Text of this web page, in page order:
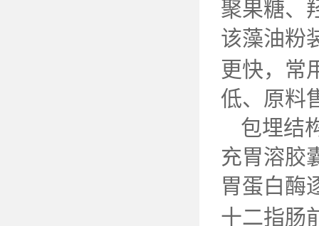
聚果糖、
该藻油粉
更快，常
低、原料
包埋结
充胃溶胶
胃蛋白酶
十二指肠